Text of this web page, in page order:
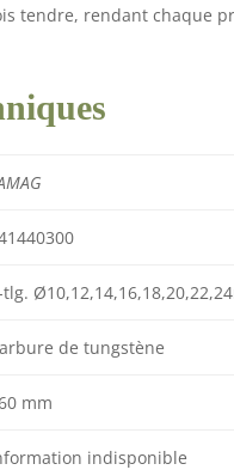
tendre, rendant chaque
tlg.
de tungstène
mm
indisponible